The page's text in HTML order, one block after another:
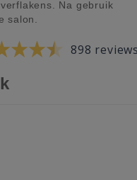
Na gebruik
salon.
898